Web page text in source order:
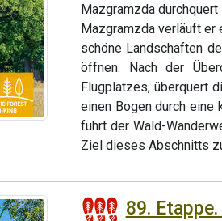
Mazgramzda
Mazgramzda verläuft er
schöne Landschaften
öffnen. Nach der
Flugplatzes, überquert
einen Bogen durch eine
führt der Wald-
Ziel dieses Abschnitts
89.